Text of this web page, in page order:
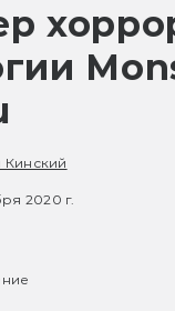
Кинский
2020 г.